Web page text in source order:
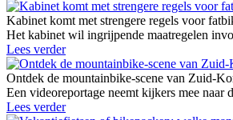
Kabinet komt met strengere regels voor
Het kabinet wil ingrijpende maatregelen
Lees verder
Ontdek de mountainbike-scene van Zuid-
Een videoreportage neemt kijkers mee
Lees verder